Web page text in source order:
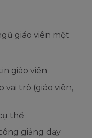
giáo viên một
giáo viên
vai trò (giáo viên,
thể
giảng dạy